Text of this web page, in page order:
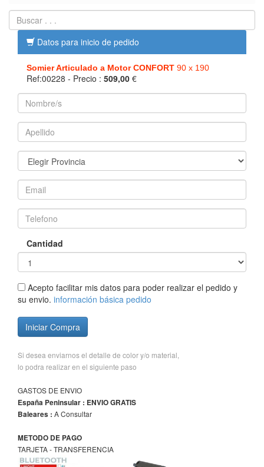
Datos para inicio de pedido
Somier Articulado a Motor CONFORT 90 x 190
Ref:00228 - Precio : 509,00 €
Cantidad
Acepto facilitar mis datos para poder realizar el pedido y
su envio. información básica pedido
Iniciar Compra
Si desea enviarnos el detalle de color y/o material,
lo podra realizar en el siguiente paso
GASTOS DE ENVIO
España Peninsular : ENVIO GRATIS
Baleares : A Consultar
METODO DE PAGO
TARJETA - TRANSFERENCIA